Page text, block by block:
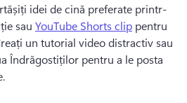
idei de cină preferate printr-
sau YouTube Shorts clip pentru
un tutorial video distractiv sau
Îndrăgostiților pentru a le posta